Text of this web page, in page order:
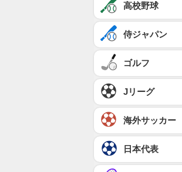
高校野球
侍ジャパン
ゴルフ
Jリーグ
海外サッカー
日本代表